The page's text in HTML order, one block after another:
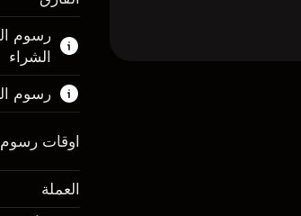
هذا
اعرف
عقود
رسوم
الشراء
رسوم
اوقات رسوم
العملة